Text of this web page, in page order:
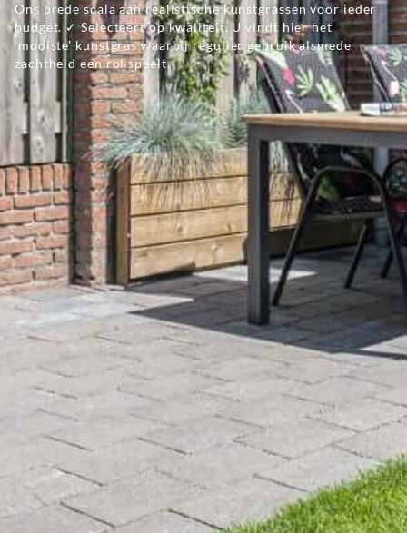
Ons brede scala aan realistische kunstgrassen voor ieder
budget. ✓ Selecteert op kwaliteit. U vindt hier het
'mooiste' kunstgras waarbij regulier gebruik alsmede
zachtheid een rol speelt.